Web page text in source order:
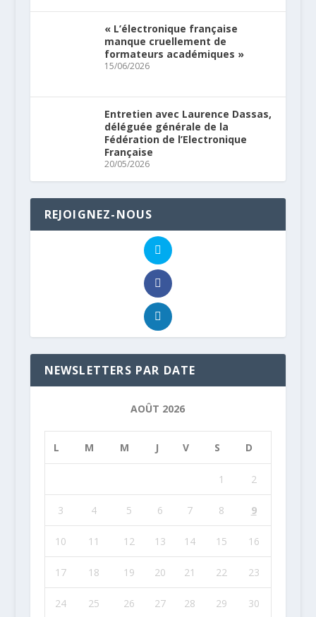
« L’électronique française
manque cruellement de
formateurs académiques »
15/06/2026
Entretien avec Laurence Dassas,
déléguée générale de la
Fédération de l’Electronique
Française
20/05/2026
REJOIGNEZ-NOUS
NEWSLETTERS PAR DATE
AOÛT 2026
L M M J V S D
1 2
3 4 5 6 7 8 9
10 11 12 13 14 15 16
17 18 19 20 21 22 23
24 25 26 27 28 29 30